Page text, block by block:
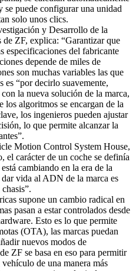
se puede configurar una unidad
solo unos clics.
y Desarrollo de la
ZF, explica: “Garantizar que
especificaciones del fabricante
depende de miles de
son muchas variables las que
es “por decirlo suavemente,
la nueva solución de la marca,
los algoritmos se encargan de la
los ingenieros pueden ajustar
lo que permite alcanzar la
Motion Control System House,
el carácter de un coche se definía
cambiando en la era de la
vida al ADN de la marca es
supone un cambio radical en
pasan a estar controlados desde
Esto es lo que permite
(OTA), las marcas puedan
nuevos modos de
ZF se basa en eso para permitir
de una manera más